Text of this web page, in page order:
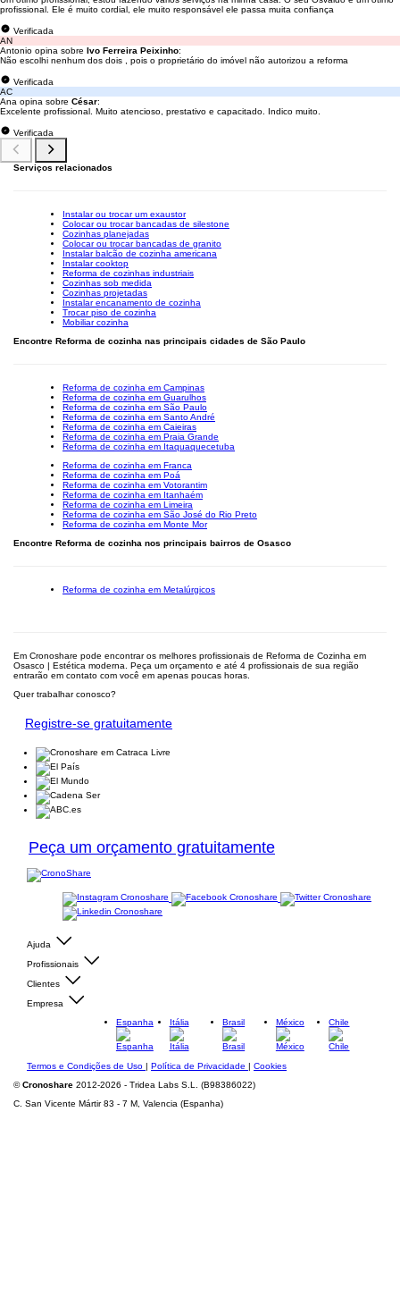
profissional. Ele é muito cordial, ele muito responsável ele passa muita confiança
Verificada
AN
Antonio opina sobre Ivo Ferreira Peixinho:
Não escolhi nenhum dos dois , pois o proprietário do imóvel não autorizou a reforma
Verificada
AC
Ana opina sobre César:
Excelente profissional. Muito atencioso, prestativo e capacitado. Indico muito.
Verificada
Serviços relacionados
Instalar ou trocar um exaustor
Colocar ou trocar bancadas de silestone
Cozinhas planejadas
Colocar ou trocar bancadas de granito
Instalar balcão de cozinha americana
Instalar cooktop
Reforma de cozinhas industriais
Cozinhas sob medida
Cozinhas projetadas
Instalar encanamento de cozinha
Trocar piso de cozinha
Mobiliar cozinha
Encontre Reforma de cozinha nas principais cidades de São Paulo
Reforma de cozinha em Campinas
Reforma de cozinha em Guarulhos
Reforma de cozinha em São Paulo
Reforma de cozinha em Santo André
Reforma de cozinha em Caieiras
Reforma de cozinha em Praia Grande
Reforma de cozinha em Itaquaquecetuba
Reforma de cozinha em Franca
Reforma de cozinha em Poá
Reforma de cozinha em Votorantim
Reforma de cozinha em Itanhaém
Reforma de cozinha em Limeira
Reforma de cozinha em São José do Rio Preto
Reforma de cozinha em Monte Mor
Encontre Reforma de cozinha nos principais bairros de Osasco
Reforma de cozinha em Metalúrgicos
Em Cronoshare pode encontrar os melhores profissionais de Reforma de Cozinha em
Osasco | Estética moderna. Peça um orçamento e até 4 profissionais de sua região
entrarão em contato com você em apenas poucas horas.
Quer trabalhar conosco?
Registre-se gratuitamente
Peça um orçamento gratuitamente
Ajuda
Profissionais
Clientes
Empresa
Espanha
Itália Brasil México Chile
Termos e Condições de Uso | Política de Privacidade | Cookies
©Cronoshare 2012-2026 - Tridea Labs S.L. (B98386022)
C. San Vicente Mártir 83 - 7 M, Valencia (Espanha)